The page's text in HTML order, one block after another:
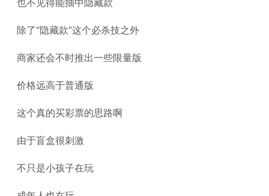
也不见得能抽中隐藏款
除了“隐藏款”这个必杀技之外
商家还会不时推出一些限量版
价格远高于普通版
这个真的买彩票的思路啊
由于盲盒很刺激
不只是小孩子在玩